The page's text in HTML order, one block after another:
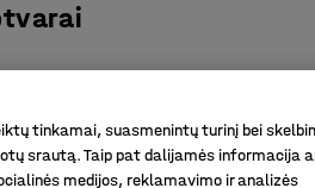
tinkamai, suasmenintų turinį bei
srautą. Taip pat dalijamės informacija
medijos, reklamavimo ir analizės